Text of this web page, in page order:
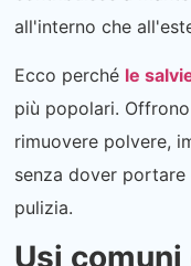
all'interno che
Ecco perché le
più popolari.
rimuovere polvere,
senza dover
pulizia.
Usi